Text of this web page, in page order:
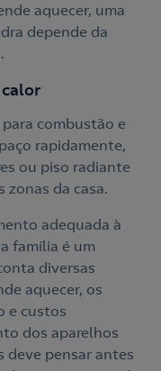
aquecer, uma
depende da
combustão e
rapidamente,
ou piso radiante
da casa.
adequada à
família é um
diversas
aquecer, os
e custos
dos aparelhos
deve pensar antes